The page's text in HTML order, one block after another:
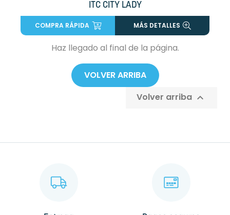
ITC CITY LADY
COMPRA RÁPIDA MÁS DETALLES
Haz llegado al final de la página.
VOLVER ARRIBA
Volver arriba 